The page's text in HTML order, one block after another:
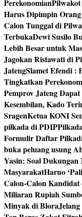
Perekonomian
Harus Dipimpin
Calon Tunggal di
TerbukaDewi Susilo
Lebih Besar untuk
Jagokan Ristawati di
JatengSlamet Efendi :
Tingkatkan
Pemprov Jateng
Kesembilan, Kado
SragenKetua KONI
pilkada di PDIP
Formulir Daftar
buka peluang usung
Yasin: Soal
MasyarakatHarno
Calon-Calon Kandidat
Miliaran Rupiah
Minyak di Blora